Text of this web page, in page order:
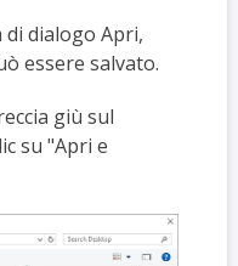
dialogo Apri,
essere salvato.
giù sul
su "Apri e